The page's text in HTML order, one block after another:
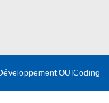
OUICoding